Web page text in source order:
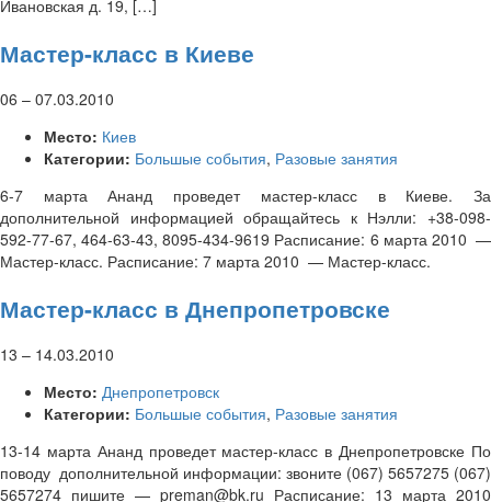
Ивановская д. 19, […]
Мастер-класс в Киеве
06 – 07.03.2010
Место: Киев
Категории: Большые события, Разовые занятия
6-7 марта Ананд проведет мастер-класс в Киеве. За
дополнительной информацией обращайтесь к Нэлли: +38-098-
592-77-67, 464-63-43, 8095-434-9619 Расписание: 6 марта 2010 —
Мастер-класс. Расписание: 7 марта 2010 — Мастер-класс.
Мастер-класс в Днепропетровске
13 – 14.03.2010
Место: Днепропетровск
Категории: Большые события, Разовые занятия
13-14 марта Ананд проведет мастер-класс в Днепропетровске По
поводу дополнительной информации: звоните (067) 5657275 (067)
5657274 пишите — preman@bk.ru Расписание: 13 марта 2010